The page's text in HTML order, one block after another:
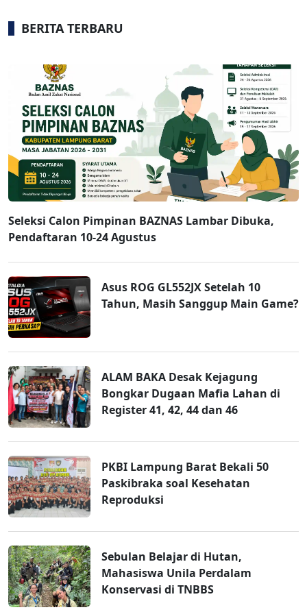
BERITA TERBARU
Seleksi Calon Pimpinan BAZNAS Lambar Dibuka,
Pendaftaran 10-24 Agustus
Asus ROG GL552JX Setelah 10
Tahun, Masih Sanggup Main Game?
ALAM BAKA Desak Kejagung
Bongkar Dugaan Mafia Lahan di
Register 41, 42, 44 dan 46
PKBI Lampung Barat Bekali 50
Paskibraka soal Kesehatan
Reproduksi
Sebulan Belajar di Hutan,
Mahasiswa Unila Perdalam
Konservasi di TNBBS